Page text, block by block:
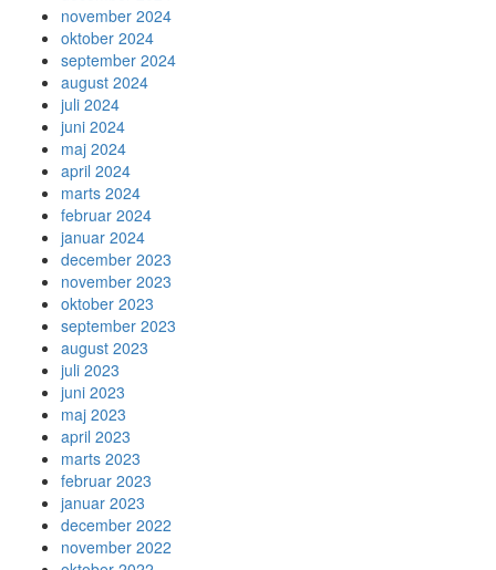
november 2024
oktober 2024
september 2024
august 2024
juli 2024
juni 2024
maj 2024
april 2024
marts 2024
februar 2024
januar 2024
december 2023
november 2023
oktober 2023
september 2023
august 2023
juli 2023
juni 2023
maj 2023
april 2023
marts 2023
februar 2023
januar 2023
december 2022
november 2022